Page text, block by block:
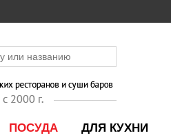
ПОСУДА ДЛЯ КУХНИ